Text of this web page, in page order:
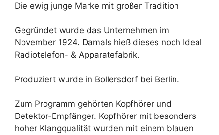
Die ewig junge Marke mit großer Tradition
Gegründet wurde das Unternehmen im
November 1924. Damals hieß dieses noch Ideal
Radiotelefon- & Apparatefabrik.
Produziert wurde in Bollersdorf bei Berlin.
Zum Programm gehörten Kopfhörer und
Detektor-Empfänger. Kopfhörer mit besonders
hoher Klangqualität wurden mit einem blauen